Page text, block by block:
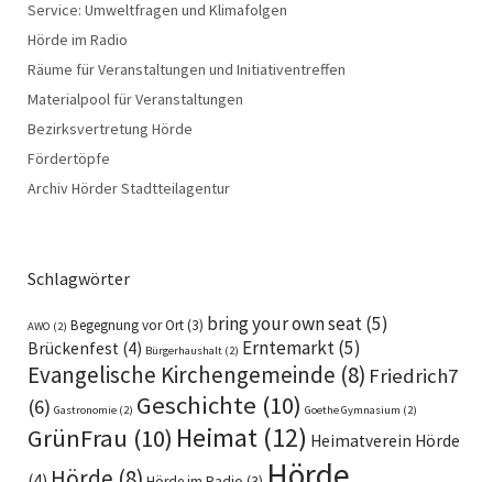
Service: Umweltfragen und Klimafolgen
Hörde im Radio
Räume für Veranstaltungen und Initiativentreffen
Materialpool für Veranstaltungen
Bezirksvertretung Hörde
Fördertöpfe
Archiv Hörder Stadtteilagentur
Schlagwörter
AWO (2) Begegnung vor Ort(3) bring your own seat(5)
Brückenfest (4) Bürgerhaushalt (2) Erntemarkt(5)
Evangelische Kirchengemeinde (8) Friedrich7
(6) Gastronomie (2) Geschichte (10) Goethe Gymnasium (2)
GrünFrau (10) Heimat (12) Heimatverein Hörde